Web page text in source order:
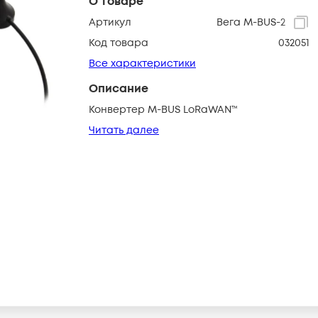
Артикул
Вега M-BUS-2
Код товара
032051
Все характеристики
Описание
Конвертер M-BUS LoRaWAN™
Читать далее